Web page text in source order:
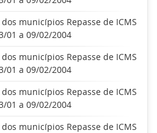
municípios Repasse de ICMS
01 a 09/02/2004
municípios Repasse de ICMS
01 a 09/02/2004
municípios Repasse de ICMS
01 a 09/02/2004
municípios Repasse de ICMS